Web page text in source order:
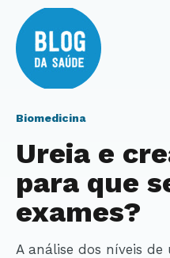
Biomedicina
Ureia e
para que
exames?
A análise dos níveis de ureia pode ser feita em